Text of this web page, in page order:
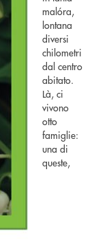
malóra,
lontana
diversi
chilometri
dal centro
abitato.
Là, ci
vivono
otto
famiglie:
una di
queste,